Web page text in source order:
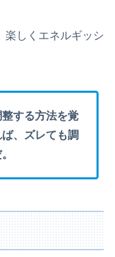
楽しくエネルギッシ
する方法を覚
、ズレても調